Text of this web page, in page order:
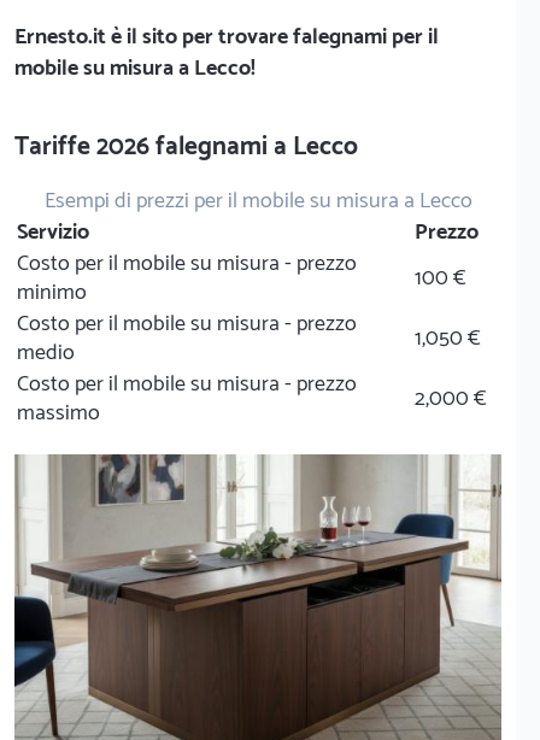
Ernesto.itè il sito per trovare falegnami per il
mobile su misura a Lecco!
Tariffe 2026 falegnami a Lecco
Esempi di prezzi per il mobile su misura a Lecco
Servizio
Prezzo
Costo per il mobile su misura - prezzo
minimo
100 €
Costo per il mobile su misura - prezzo
medio
1,050 €
Costo per il mobile su misura - prezzo
massimo
2,000 €